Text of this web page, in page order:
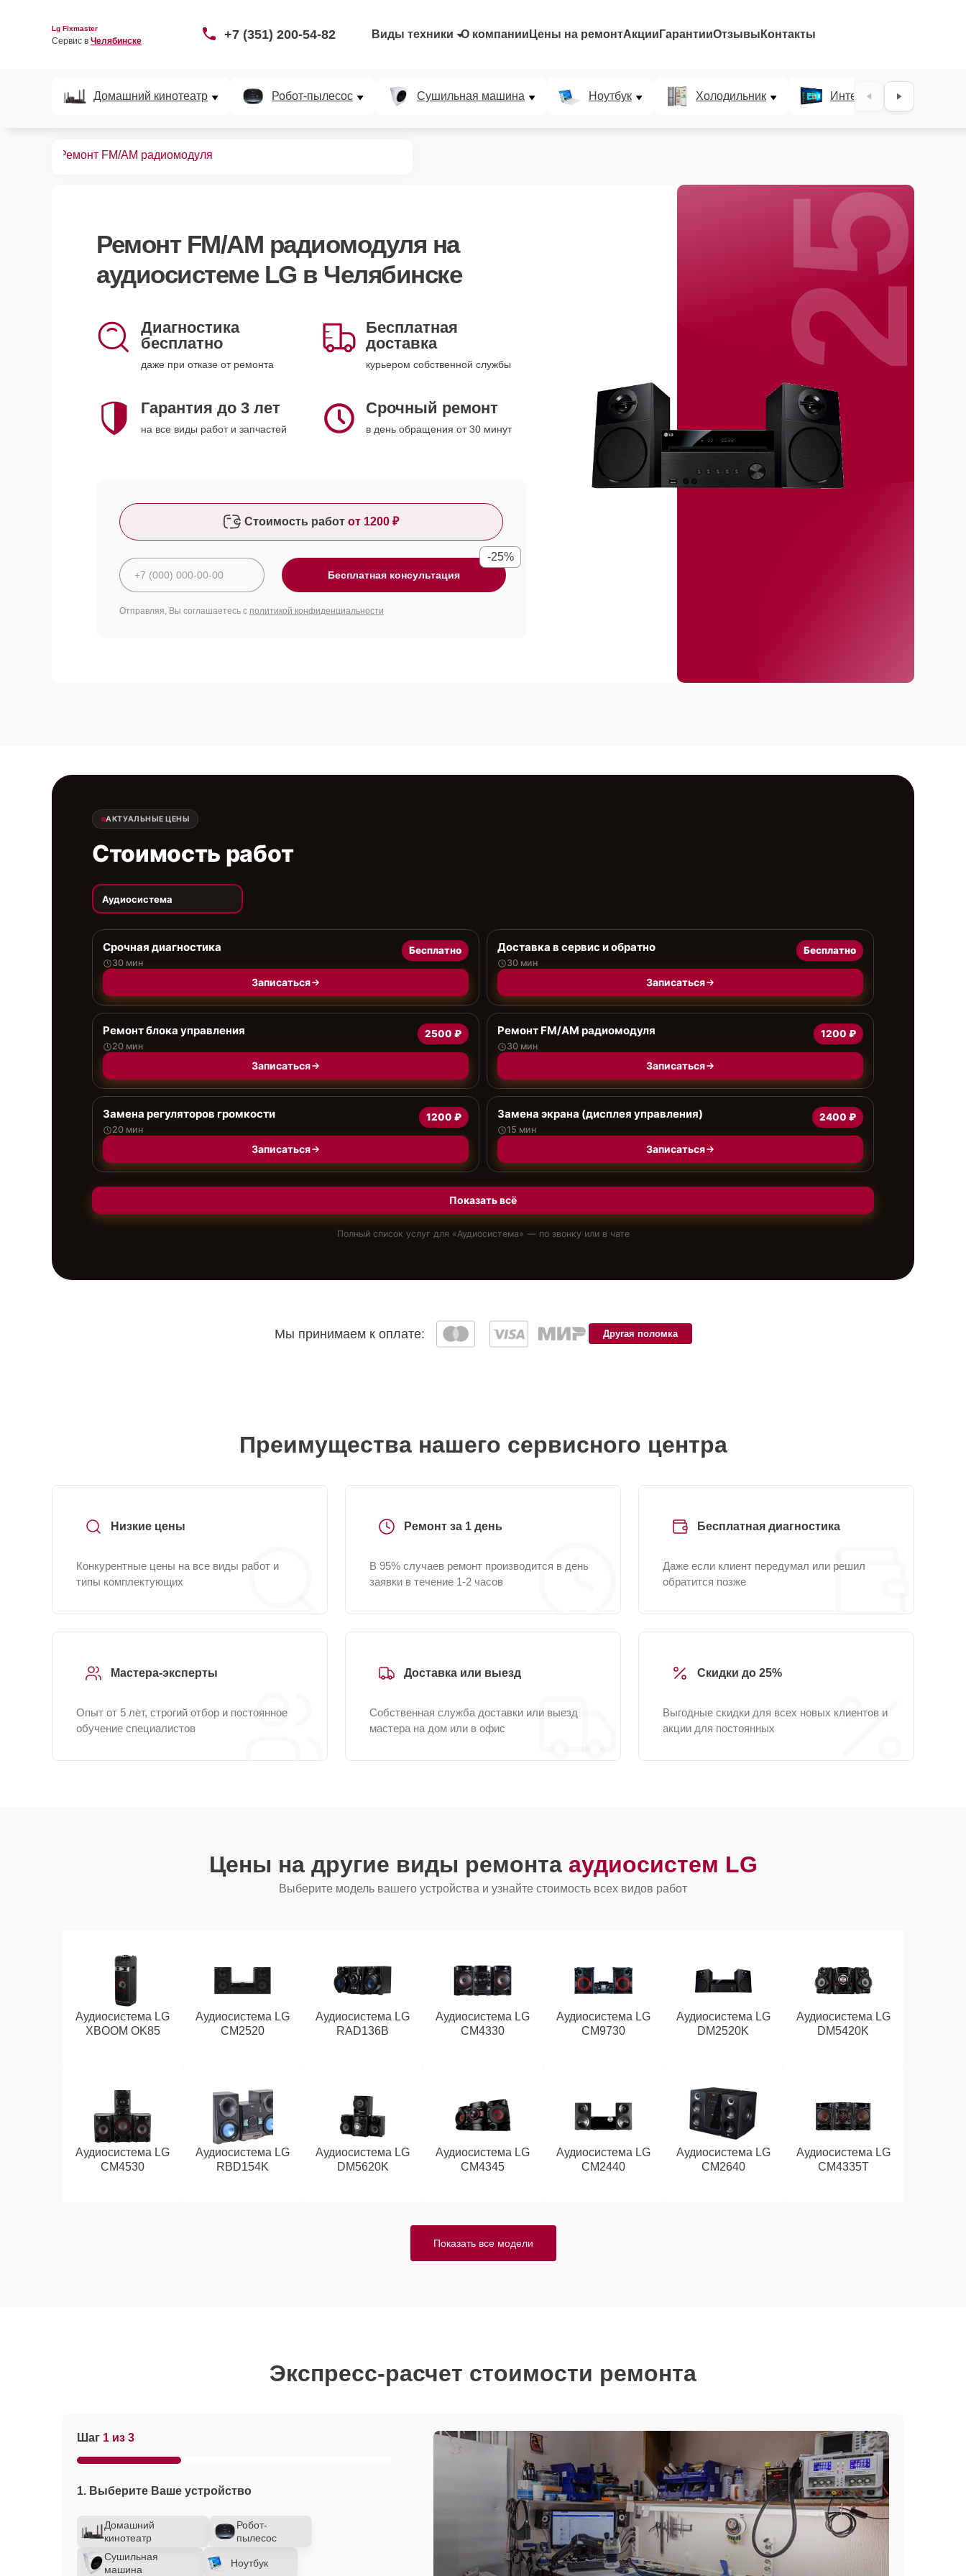
Lg Fixmaster
Сервис в Челябинске +7 (351) 200-54-82 Виды техники О компании Цены на ремонтАкции ГарантииОтзывы Контакты
Домашний кинотеатр Робот-пылесос Сушильная машина Ноутбук Холодильник Интерактивные панели
Ремонт FM/AM радиомодуля
Ремонт FM/AM радиомодуля на
аудиосистеме LG в Челябинске
Диагностика
бесплатно
даже при отказе от ремонта
Бесплатная
доставка
курьером собственной службы
Гарантия до 3 лет
на все виды работ и запчастей
Срочный ремонт
в день обращения от 30 минут
Стоимость работ от 1200 ₽
Бесплатная консультация
-25%
Отправляя, Вы соглашаетесь с политикой конфиденциальности
25%
АКТУАЛЬНЫЕ ЦЕНЫ
Стоимость работ
Аудиосистема
Срочная диагностика
30 мин
Бесплатно
Записаться
Доставка в сервис и обратно
30 мин
Бесплатно
Записаться
Ремонт блока управления
20 мин
2500 ₽
Записаться
Ремонт FM/AM радиомодуля
30 мин
1200 ₽
Записаться
Замена регуляторов громкости
20 мин
1200 ₽
Записаться
Замена экрана (дисплея управления)
15 мин
2400 ₽
Записаться
Показать всё
Полный список услуг для «Аудиосистема» — по звонку или в чате
Мы принимаем к оплате: Другая поломка
Преимущества нашего сервисного центра
Низкие цены
Конкурентные цены на все виды работ и
типы комплектующих
Ремонт за 1 день
В 95% случаев ремонт производится в день
заявки в течение 1-2 часов
Бесплатная диагностика
Даже если клиент передумал или решил
обратится позже
Мастера-эксперты
Опыт от 5 лет, строгий отбор и постоянное
обучение специалистов
Доставка или выезд
Собственная служба доставки или выезд
мастера на дом или в офис
Скидки до 25%
Выгодные скидки для всех новых клиентов и
акции для постоянных
Цены на другие виды ремонта аудиосистем LG
Выберите модель вашего устройства и узнайте стоимость всех видов работ
Аудиосистема LG
XBOOM OK85
Аудиосистема LG
CM2520
Аудиосистема LG
RAD136B
Аудиосистема LG
CM4330
Аудиосистема LG
CM9730
Аудиосистема LG
DM2520K
Аудиосистема LG
DM5420K
Аудиосистема LG
CM4530
Аудиосистема LG
RBD154K
Аудиосистема LG
DM5620K
Аудиосистема LG
CM4345
Аудиосистема LG
CM2440
Аудиосистема LG
CM2640
Аудиосистема LG
CM4335T
Показать все модели
Экспресс-расчет стоимости ремонта
Шаг 1 из 3
1. Выберите Ваше устройство
Домашний
кинотеатр
Робот-
пылесос
Сушильная
машина
Ноутбук